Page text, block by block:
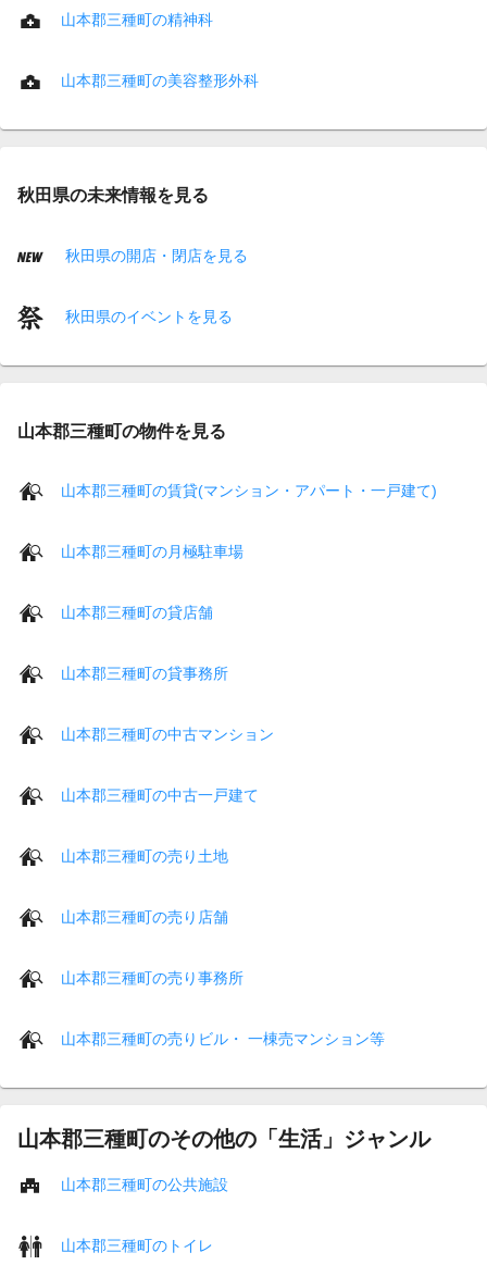
山本郡三種町の精神科
山本郡三種町の美容整形外科
秋田県の未来情報を見る
秋田県の開店・閉店を見る
秋田県のイベントを見る
山本郡三種町の物件を見る
山本郡三種町の賃貸(マンション・アパート・一戸建て)
山本郡三種町の月極駐車場
山本郡三種町の貸店舗
山本郡三種町の貸事務所
山本郡三種町の中古マンション
山本郡三種町の中古一戸建て
山本郡三種町の売り土地
山本郡三種町の売り店舗
山本郡三種町の売り事務所
山本郡三種町の売りビル・ 一棟売マンション等
山本郡三種町のその他の「生活」ジャンル
山本郡三種町の公共施設
山本郡三種町のトイレ